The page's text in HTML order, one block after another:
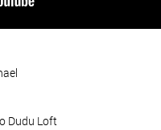
Dudu Loft